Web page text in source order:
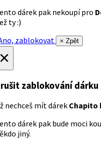
dárek pak nekoupí pro
ty :)
zablokovat
× Zpět
zablokování dárku
nechceš mít dárek Chapito
dárek pak bude moci
jiný.